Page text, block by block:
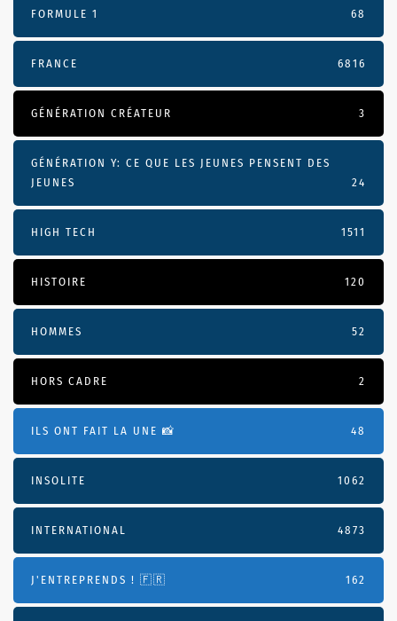
FORMULE 1 68
FRANCE 6816
GÉNÉRATION CRÉATEUR 3
GÉNÉRATION Y: CE QUE LES JEUNES PENSENT DES
JEUNES
24
HIGH TECH 1511
HISTOIRE 120
HOMMES 52
HORS CADRE 2
ILS ONT FAIT LA UNE 📸 48
INSOLITE 1062
INTERNATIONAL 4873
J'ENTREPRENDS ! 🇫🇷 162